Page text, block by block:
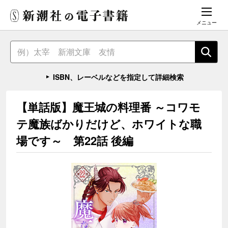
メニュー
ISBN、レーベルなどを指定して詳細検索
【単話版】魔王城の料理番 ～コワモ
テ魔族ばかりだけど、ホワイトな職
場です～ 第22話 後編